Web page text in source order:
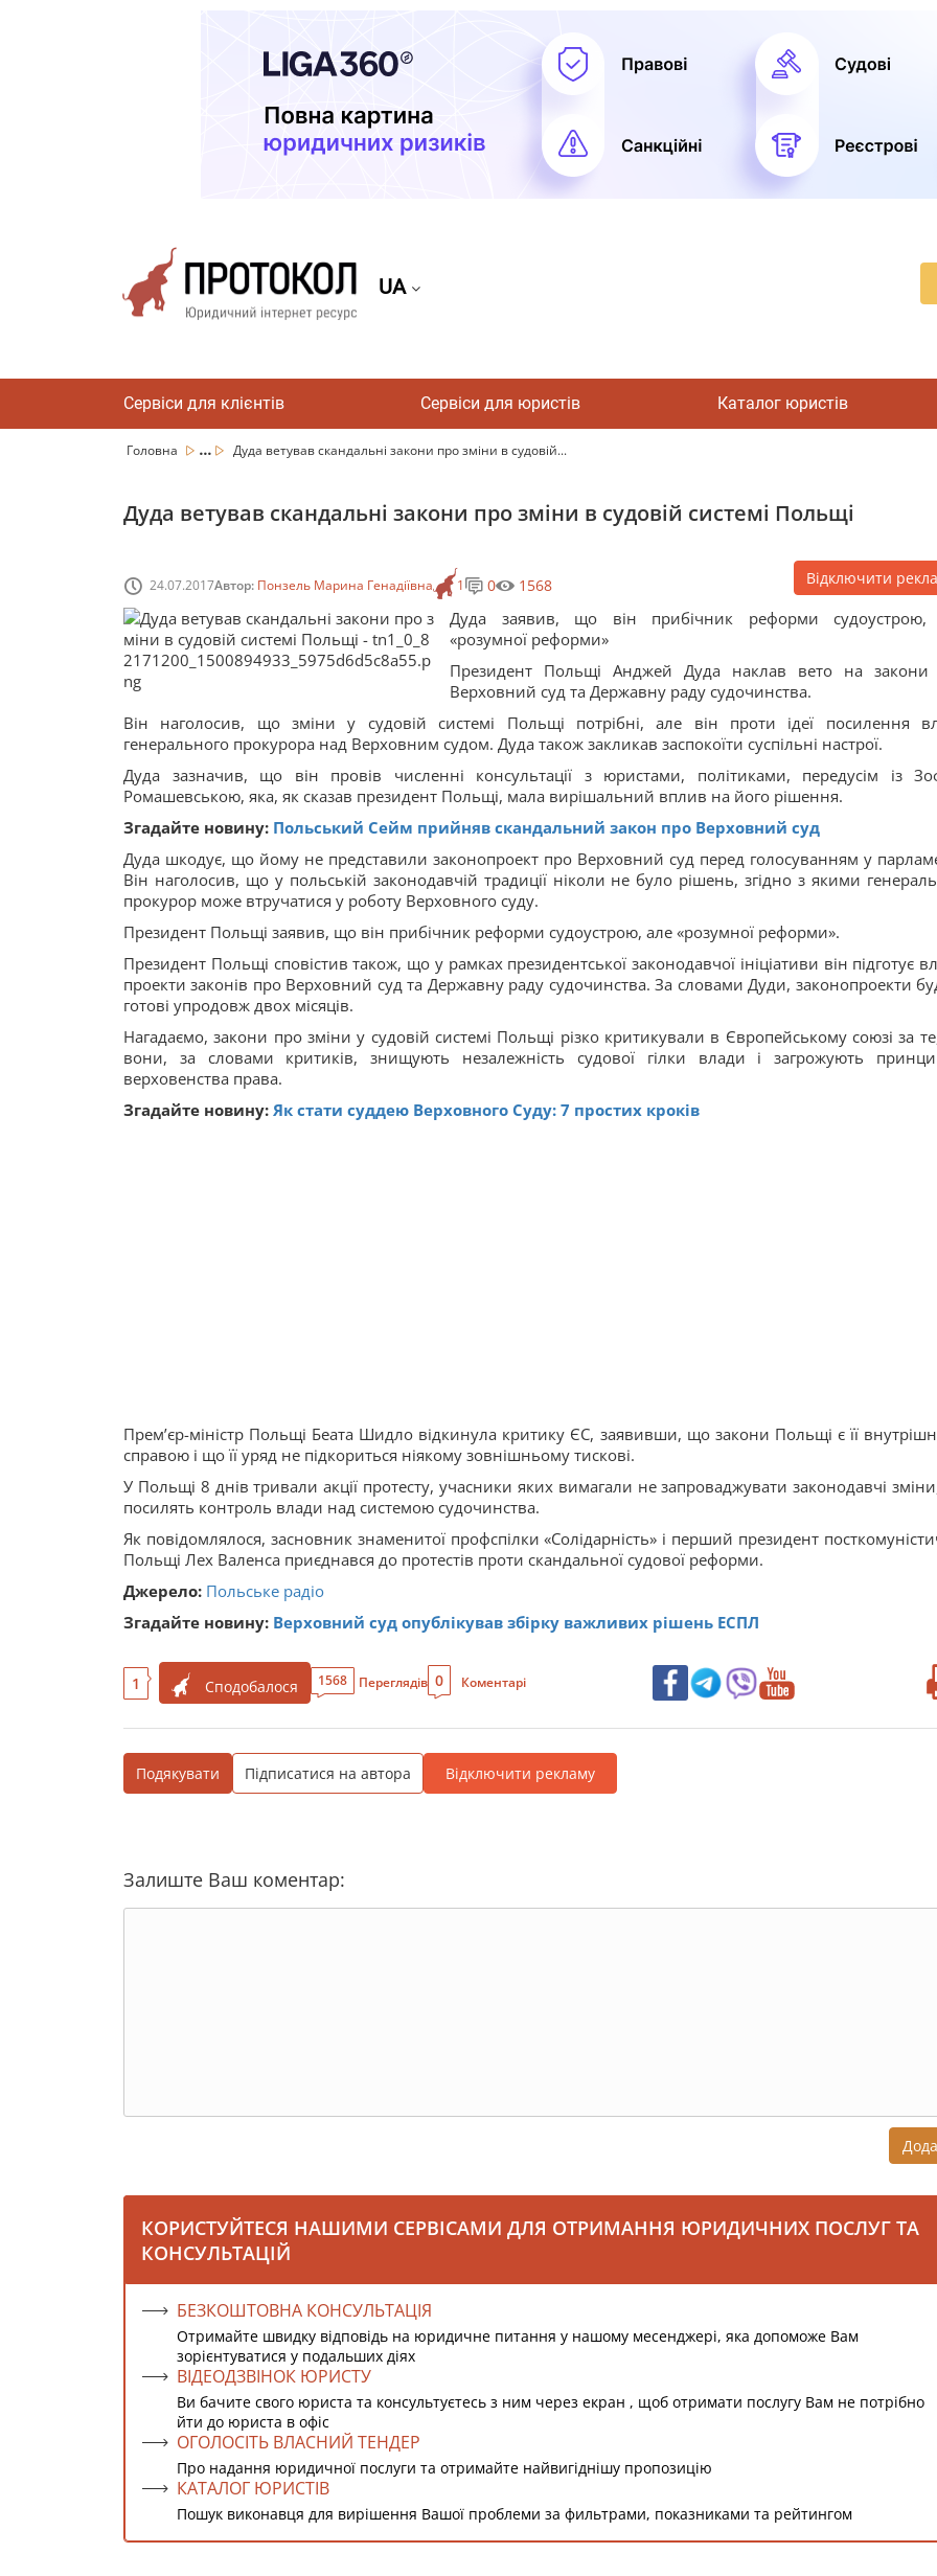
UA
Сервіси для клієнтів Сервіси для юристів Каталог юристів
Головна ... Дуда ветував скандальні закони про зміни в судовій...
Дуда ветував скандальні закони про зміни в судовій системі Польщі
24.07.2017Автор: Понзель Марина Генадіївна 1 0 1568 Відключити
Дуда заявив, що він прибічник реформи судоустрою,
«розумної реформи»
Президент Польщі Анджей Дуда наклав вето на закони
Верховний суд та Державну раду судочинства.
Він наголосив, що зміни у судовій системі Польщі потрібні, але він проти ідеї посилення
генерального прокурора над Верховним судом. Дуда також закликав заспокоїти суспільні настрої.
Дуда зазначив, що він провів численні консультації з юристами, політиками, передусім із
Ромашевською, яка, як сказав президент Польщі, мала вирішальний вплив на його рішення.
Згадайте новину: Польський Сейм прийняв скандальний закон про Верховний суд
Дуда шкодує, що йому не представили законопроект про Верховний суд перед голосуванням у
Він наголосив, що у польській законодавчій традиції ніколи не було рішень, згідно з якими
прокурор може втручатися у роботу Верховного суду.
Президент Польщі заявив, що він прибічник реформи судоустрою, але «розумної реформи».
Президент Польщі сповістив також, що у рамках президентської законодавчої ініціативи він підготує
проекти законів про Верховний суд та Державну раду судочинства. За словами Дуди, законопроекти
готові упродовж двох місяців.
Нагадаємо, закони про зміни у судовій системі Польщі різко критикували в Європейському союзі за
вони, за словами критиків, знищують незалежність судової гілки влади і загрожують
верховенства права.
Згадайте новину: Як стати суддею Верховного Суду: 7 простих кроків
Прем’єр-міністр Польщі Беата Шидло відкинула критику ЄС, заявивши, що закони Польщі є її
справою і що її уряд не підкориться ніякому зовнішньому тискові.
У Польщі 8 днів тривали акції протесту, учасники яких вимагали не запроваджувати законодавчі
посилять контроль влади над системою судочинства.
Як повідомлялося, засновник знаменитої профспілки «Солідарність» і перший президент
Польщі Лех Валенса приєднався до протестів проти скандальної судової реформи.
Джерело: Польське радіо
Згадайте новину: Верховний суд опублікував збірку важливих рішень ЕСПЛ
1 Сподобалося 1568 Переглядів 0 Коментарі
Подякувати Підписатися на автора Відключити рекламу
Залиште Ваш коментар:
КОРИСТУЙТЕСЯ НАШИМИ СЕРВІСАМИ ДЛЯ ОТРИМАННЯ ЮРИДИЧНИХ ПОСЛУГ ТА
КОНСУЛЬТАЦІЙ
БЕЗКОШТОВНА КОНСУЛЬТАЦІЯ
Отримайте швидку відповідь на юридичне питання у нашому месенджері, яка допоможе Вам
зорієнтуватися у подальших діях
ВІДЕОДЗВІНОК ЮРИСТУ
Ви бачите свого юриста та консультуєтесь з ним через екран , щоб отримати послугу Вам не потрібно
йти до юриста в офіс
ОГОЛОСІТЬ ВЛАСНИЙ ТЕНДЕР
Про надання юридичної послуги та отримайте найвигіднішу пропозицію
КАТАЛОГ ЮРИСТІВ
Пошук виконавця для вирішення Вашої проблеми за фильтрами, показниками та рейтингом